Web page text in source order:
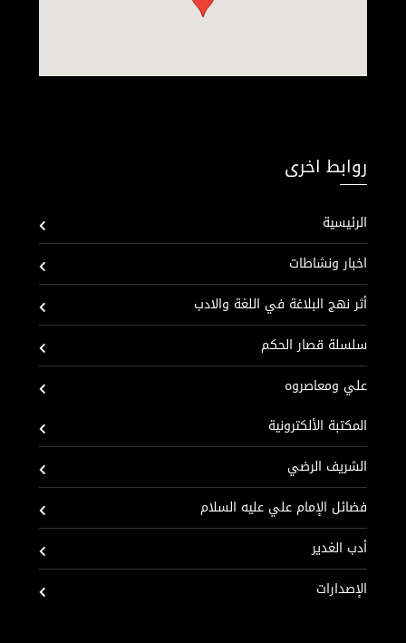
روابط اخرى
الرئيسية
اخبار ونشاطات
أثر نهج البلاغة في اللغة والادب
سلسلة قصار الحكم
علي ومعاصروه
المكتبة الألكترونية
الشريف الرضي
فضائل الإمام علي عليه السلام
أدب الغدير
الإصدارات